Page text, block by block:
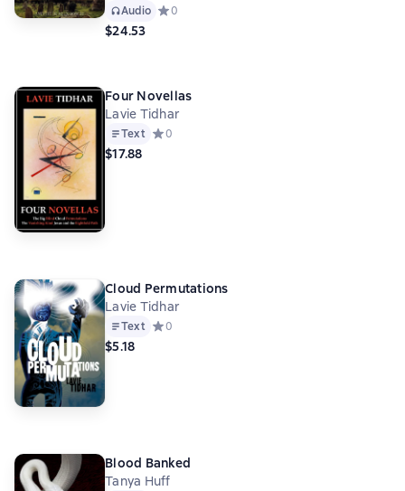
Audio Средний рейтинг 0 на основе 0 оценок
0
$24.53
Four Novellas
Lavie Tidhar
Text Средний рейтинг 0 на основе 0 оценок
0
$17.88
Cloud Permutations
Lavie Tidhar
Text Средний рейтинг 0 на основе 0 оценок
0
$5.18
Blood Banked
Tanya Huff